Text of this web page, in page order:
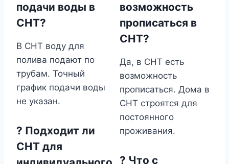
подачи воды в
СНТ?
В СНТ воду для
полива подают по
трубам. Точный
график подачи воды
не указан.
? Подходит ли
СНТ для
возможность
прописаться в
СНТ?
Да, в СНТ есть
возможность
прописаться. Дома в
СНТ строятся для
постоянного
проживания.
? Что с